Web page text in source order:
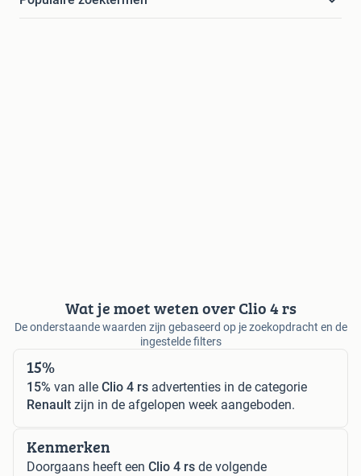
Wat je moet weten over Clio 4 rs
De onderstaande waarden zijn gebaseerd op je zoekopdracht en de
ingestelde filters
15%
15% van alle Clio 4 rs advertenties in de categorie
Renault zijn in de afgelopen week aangeboden.
Kenmerken
Doorgaans heeft een Clio 4 rs de volgende